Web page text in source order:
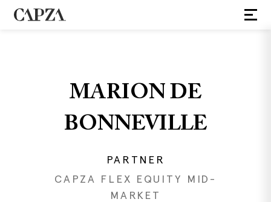
MARION DE
BONNEVILLE
PARTNER
CAPZA FLEX EQUITY MID-
MARKET